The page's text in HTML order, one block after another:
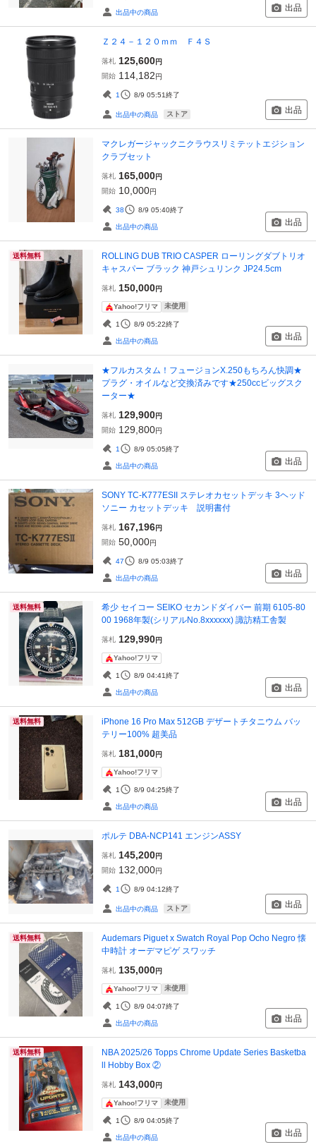
出品中の商品 出品
Ｚ２４－１２０ｍｍ Ｆ４Ｓ
落札 125,600円
開始 114,182円
1 8/9 05:51終了
出品中の商品 ストア 出品
マクレガージャックニクラウスリミテットエジション
クラブセット
落札 165,000円
開始 10,000円
38 8/9 05:40終了
出品中の商品 出品
送料無料
ROLLING DUB TRIO CASPER ローリングダブトリオ
キャスパー ブラック 神戸シュリンク JP24.5cm
落札 150,000円
Yahoo!フリマ 未使用
1 8/9 05:22終了
出品中の商品 出品
★フルカスタム！フュージョンX.250もちろん快調★
プラグ・オイルなど交換済みです★250ccビッグスク
ーター★
落札 129,900円
開始 129,800円
1 8/9 05:05終了
出品中の商品 出品
SONY TC-K777ESII ステレオカセットデッキ 3ヘッド
ソニー カセットデッキ 説明書付
落札 167,196円
開始 50,000円
47 8/9 05:03終了
出品中の商品 出品
送料無料
希少 セイコー SEIKO セカンドダイバー 前期 6105-80
00 1968年製(シリアルNo.8xxxxxx) 諏訪精工舎製
落札 129,990円
Yahoo!フリマ
1 8/9 04:41終了
出品中の商品 出品
送料無料
iPhone 16 Pro Max 512GB デザートチタニウム バッ
テリー100% 超美品
落札 181,000円
Yahoo!フリマ
1 8/9 04:25終了
出品中の商品 出品
ポルテ DBA-NCP141 エンジンASSY
落札 145,200円
開始 132,000円
1 8/9 04:12終了
出品中の商品 ストア 出品
送料無料
Audemars Piguet x Swatch Royal Pop Ocho Negro 懐
中時計 オーデマピゲ スワッチ
落札 135,000円
Yahoo!フリマ 未使用
1 8/9 04:07終了
出品中の商品 出品
送料無料
NBA 2025/26 Topps Chrome Update Series Basketba
ll Hobby Box ②
落札 143,000円
Yahoo!フリマ 未使用
1 8/9 04:05終了
出品中の商品 出品